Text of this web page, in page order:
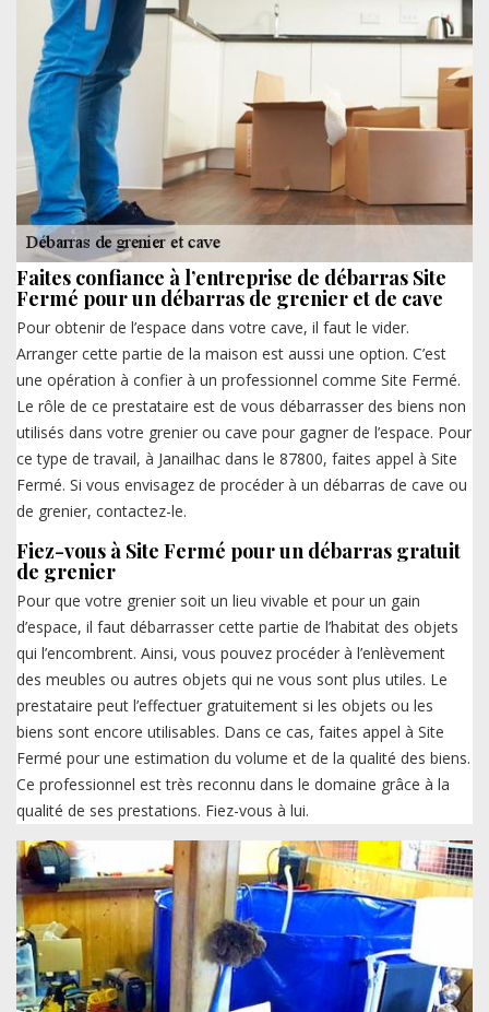
Faites confiance à l’entreprise de débarras Site
Fermé pour un débarras de grenier et de cave
Pour obtenir de l’espace dans votre cave, il faut le vider.
Arranger cette partie de la maison est aussi une option. C’est
une opération à confier à un professionnel comme Site Fermé.
Le rôle de ce prestataire est de vous débarrasser des biens non
utilisés dans votre grenier ou cave pour gagner de l’espace. Pour
ce type de travail, à Janailhac dans le 87800, faites appel à Site
Fermé. Si vous envisagez de procéder à un débarras de cave ou
de grenier, contactez-le.
Fiez-vous à Site Fermé pour un débarras gratuit
de grenier
Pour que votre grenier soit un lieu vivable et pour un gain
d’espace, il faut débarrasser cette partie de l’habitat des objets
qui l’encombrent. Ainsi, vous pouvez procéder à l’enlèvement
des meubles ou autres objets qui ne vous sont plus utiles. Le
prestataire peut l’effectuer gratuitement si les objets ou les
biens sont encore utilisables. Dans ce cas, faites appel à Site
Fermé pour une estimation du volume et de la qualité des biens.
Ce professionnel est très reconnu dans le domaine grâce à la
qualité de ses prestations. Fiez-vous à lui.